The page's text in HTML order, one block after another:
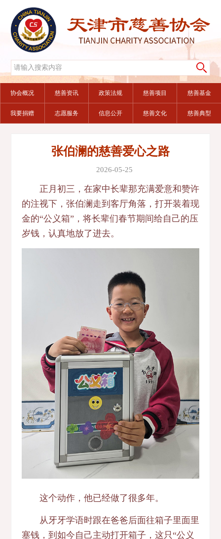
协会概况 慈善资讯 政策法规 慈善项目 慈善基金
我要捐赠 志愿服务 信息公开 慈善文化 慈善典型
张伯澜的慈善爱心之路
2026-05-25
正月初三，在家中长辈那充满爱意和赞许
的注视下，张伯澜走到客厅角落，打开装着现
金的“公义箱”，将长辈们春节期间给自己的压
岁钱，认真地放了进去。
这个动作，他已经做了很多年。
从牙牙学语时跟在爸爸后面往箱子里面里
塞钱，到如今自己主动打开箱子，这只“公义